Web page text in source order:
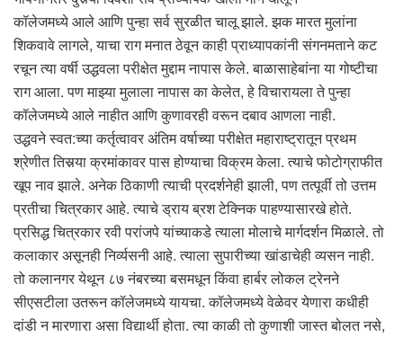
कॉलेजमध्ये आले आणि पुन्हा सर्व सुरळीत चालू झाले. झक मारत मुलांना
शिकवावे लागले, याचा राग मनात ठेवून काही प्राध्यापकांनी संगनमताने कट
रचून त्या वर्षी उद्धवला परीक्षेत मुद्दाम नापास केले. बाळासाहेबांना या गोष्टीचा
राग आला. पण माझ्या मुलाला नापास का केलेत, हे विचारायला ते पुन्हा
कॉलेजमध्ये आले नाहीत आणि कुणावरही वरून दबाव आणला नाही.
उद्धवने स्वत:च्या कर्तृत्वावर अंतिम वर्षाच्या परीक्षेत महाराष्ट्रातून प्रथम
श्रेणीत तिसर्‍या क्रमांकावर पास होण्याचा विक्रम केला. त्याचे फोटोग्राफीत
खूप नाव झाले. अनेक ठिकाणी त्याची प्रदर्शनेही झाली, पण तत्पूर्वी तो उत्तम
प्रतीचा चित्रकार आहे. त्याचे ड्राय ब्रश टेक्निक पाहण्यासारखे होते.
प्रसिद्ध चित्रकार रवी परांजपे यांच्याकडे त्याला मोलाचे मार्गदर्शन मिळाले. तो
कलाकार असूनही निर्व्यसनी आहे. त्याला सुपारीच्या खांडाचेही व्यसन नाही.
तो कलानगर येथून ८७ नंबरच्या बसमधून किंवा हार्बर लोकल ट्रेनने
सीएसटीला उतरून कॉलेजमध्ये यायचा. कॉलेजमध्ये वेळेवर येणारा कधीही
दांडी न मारणारा असा विद्यार्थी होता. त्या काळी तो कुणाशी जास्त बोलत नसे,